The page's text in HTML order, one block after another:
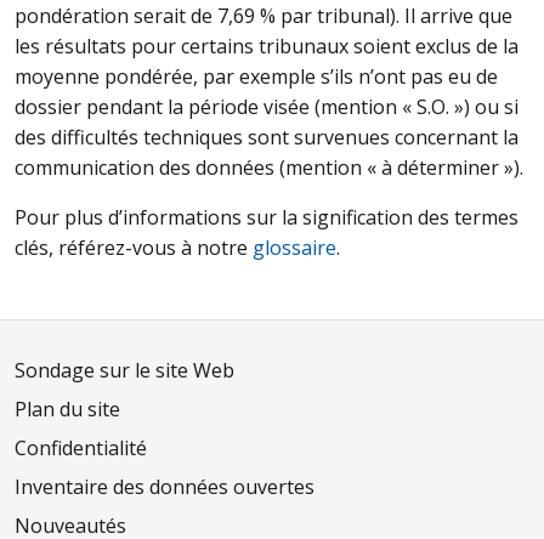
pondération serait de 7,69 % par tribunal). Il arrive que
les résultats pour certains tribunaux soient exclus de la
moyenne pondérée, par exemple s’ils n’ont pas eu de
dossier pendant la période visée (mention « S.O. ») ou si
des difficultés techniques sont survenues concernant la
communication des données (mention « à déterminer »).
Pour plus d’informations sur la signification des termes
clés, référez-vous à notre glossaire.
Sondage sur le site Web
Plan du site
Confidentialité
Inventaire des données ouvertes
Nouveautés